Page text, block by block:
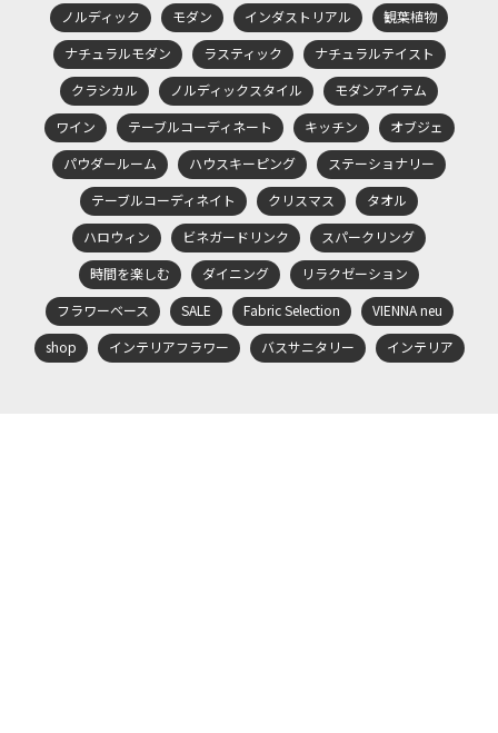
ノルディック
モダン インダストリアル
観葉植物
ナチュラルモダン
ラスティック
ナチュラルテイスト
クラシカル
ノルディックスタイル
モダンアイテム
ワイン
テーブルコーディネート キッチン
オブジェ
パウダールーム
ハウスキーピング
ステーショナリー
テーブルコーディネイト
クリスマス
タオル
ハロウィン
ビネガードリンク
スパークリング
時間を楽しむ
ダイニング
リラクゼーション
フラワーベース
SALE Fabric Selection
VIENNA neu
shop
インテリアフラワー バスサニタリー インテリア